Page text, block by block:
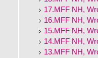
17.MFF NH,
16.MFF NH,
15.MFF NH,
14.MFF NH,
13.MFF NH,